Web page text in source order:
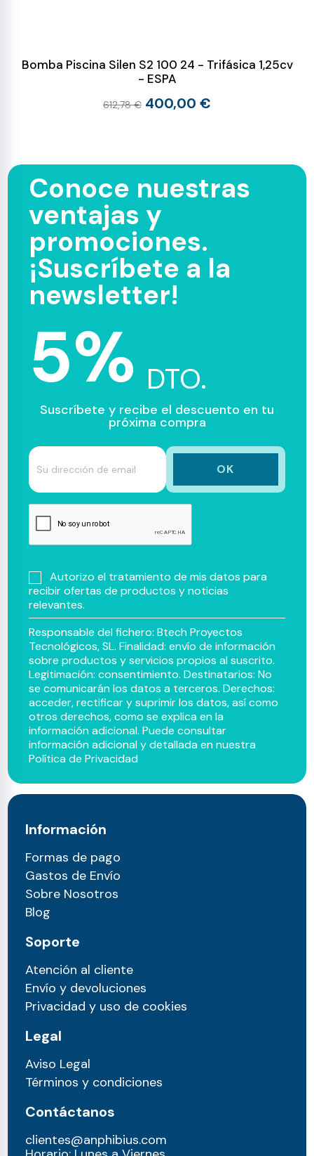
Bomba Piscina Silen S2 100 24 - Trifásica 1,25cv
- ESPA
612,78 € 400,00 €
Conoce nuestras
ventajas y
promociones.
¡Suscríbete a la
newsletter!
5% DTO.
Suscríbete y recibe el descuento en tu
próxima compra
Autorizo el tratamiento de mis datos para
recibir ofertas de productos y noticias
relevantes.
Responsable del fichero: Btech Proyectos
Tecnológicos, SL. Finalidad: envío de información
sobre productos y servicios propios al suscrito.
Legitimación: consentimiento. Destinatarios: No
se comunicarán los datos a terceros. Derechos:
acceder, rectificar y suprimir los datos, así como
otros derechos, como se explica en la
información adicional. Puede consultar
información adicional y detallada en nuestra
Política de Privacidad
Información
Formas de pago
Gastos de Envío
Sobre Nosotros
Blog
Soporte
Atención al cliente
Envío y devoluciones
Privacidad y uso de cookies
Legal
Aviso Legal
Términos y condiciones
Contáctanos
clientes@anphibius.com